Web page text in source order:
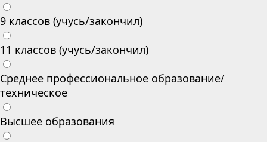
9 классов (учусь/закончил)
11 классов (учусь/закончил)
Среднее профессиональное образование/
техническое
Высшее образования